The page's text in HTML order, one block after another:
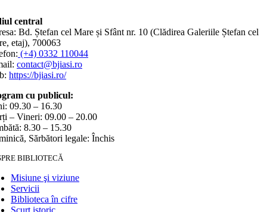
central
Bd. Ștefan cel Mare și Sfânt nr. 10 (Clădirea Galeriile Ștefan cel
etaj), 700063
(+4) 0332 110044
contact@bjiasi.ro
https://bjiasi.ro/
cu publicul:
09.30 – 16.30
– Vineri: 09.00 – 20.00
8.30 – 15.30
Sărbători legale: Închis
BIBLIOTECĂ
Misiune şi viziune
Servicii
Biblioteca în cifre
Scurt istoric